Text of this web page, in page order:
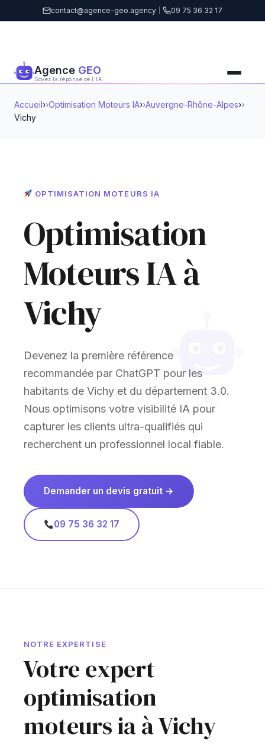
contact@agence-geo.agency 09 75 36 32 17
Agence GEO
Soyez la réponse de l'IA
Accueil› Optimisation Moteurs IA› Auvergne-Rhône-Alpes›
Vichy
OPTIMISATION MOTEURS IA
Optimisation
Moteurs IA à
Vichy
Devenez la première référence
recommandée par ChatGPT pour les
habitants de Vichy et du département 3.0.
Nous optimisons votre visibilité IA pour
capturer les clients ultra-qualifiés qui
recherchent un professionnel local fiable.
Demander un devis gratuit →
09 75 36 32 17
NOTRE EXPERTISE
Votre expert
optimisation
moteurs ia à Vichy